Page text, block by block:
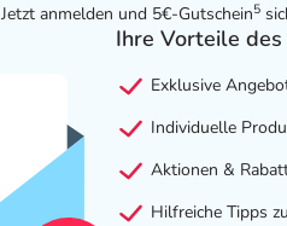
Jetzt anmelden und 5€-Gutschein5
Ihre Vorteile
Exklusive
Individuelle
Aktionen &
Hilfreiche Tipps